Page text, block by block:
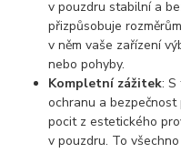
v pouzdru stabilní a
přizpůsobuje
v něm vaše zařízení
nebo pohyby.
Kompletní zážitek: S
ochranu a
pocit z estetického
v pouzdru. To